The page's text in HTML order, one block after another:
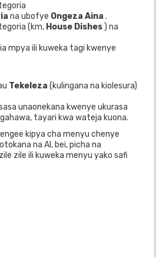
na ubofye Ongeza Aina .
(km, House Dishes) na
mpya ili kuweka tagi kwenye
Tekeleza (kulingana na kiolesura)
unaonekana kwenye ukurasa
tayari kwa wateja kuona.
kipya cha menyu chenye
na AI, bei, picha na
zile ili kuweka menyu yako safi